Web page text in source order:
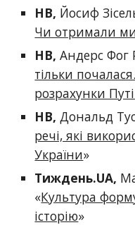
НВ, Йосиф
Чи отримали
НВ, Андерс Фог
тільки
розрахунки
НВ, Дональд
речі, які
України»
Тиждень.UA,
«Культура
історію»